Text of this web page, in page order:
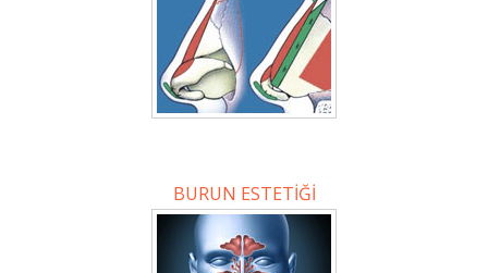
BURUN ESTETİĞİ